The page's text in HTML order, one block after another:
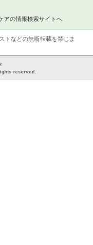
アの情報検索サイトへ
トなどの無断転載を禁じま
reserved.